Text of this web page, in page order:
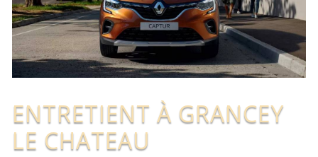
ENTRETIENT À GRANCEY
LE CHATEAU